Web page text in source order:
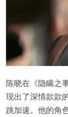
陈晓在《隐瞒之
现出了深情款款
跳加速。他的角